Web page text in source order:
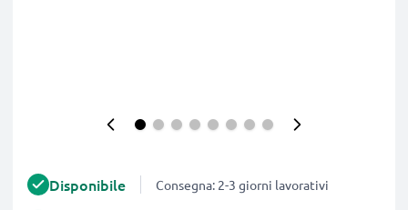
Disponibile Consegna: 2-3 giorni lavorativi